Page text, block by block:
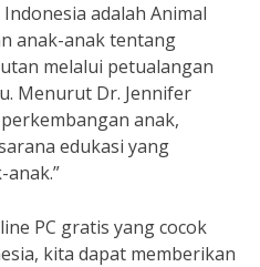
adalah Animal
anak-anak tentang
melalui petualangan
Menurut Dr. Jennifer
anak,
edukasi yang
PC gratis yang cocok
kita dapat memberikan